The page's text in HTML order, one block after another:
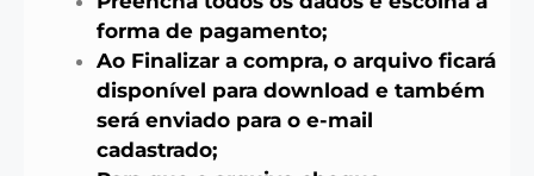
forma de pagamento;
Ao Finalizar a compra, o arquivo ficará
disponível para download e também
será enviado para o e-mail
cadastrado;